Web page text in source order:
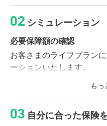
個人情報同意書・受付カ
ます。
ライフプランニング
お客さまの加入目的、収
伺いします。
※現在ご加入の保険がある
ご加入中の保険証券また
をお持ちください。
シミュレーション
必要保障額の確認
お客さまのライフプラン
ーションいたします。
保険の基本形や社会保障
まに合った保障プランを作
もっ
自分に合った保険